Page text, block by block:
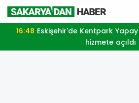
16:48
hizmete açıldı